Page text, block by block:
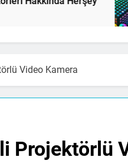
Video Kamera
Projektörlü